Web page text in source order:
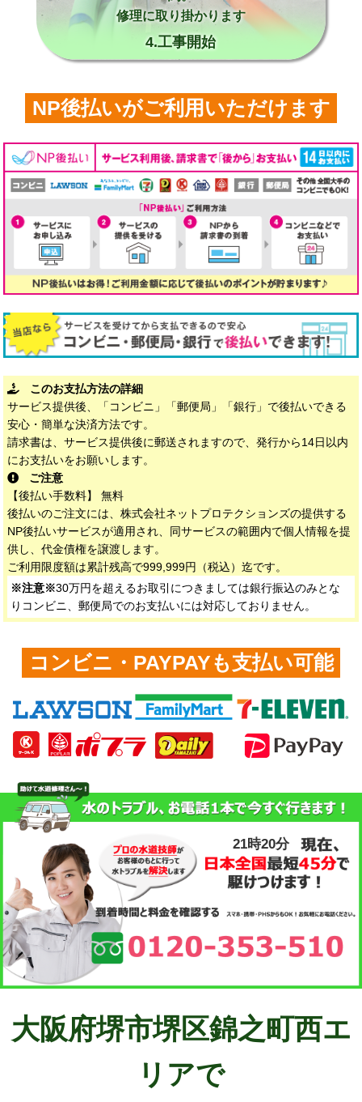
修理に取り掛かります
4.工事開始
NP後払いがご利用いただけます
このお支払方法の詳細
サービス提供後、「コンビニ」「郵便局」「銀行」で後払いできる
安心・簡単な決済方法です。
請求書は、サービス提供後に郵送されますので、発行から14日以内
にお支払いをお願いします。
ご注意
【後払い手数料】 無料
後払いのご注文には、株式会社ネットプロテクションズの提供する
NP後払いサービスが適用され、同サービスの範囲内で個人情報を提
供し、代金債権を譲渡します。
ご利用限度額は累計残高で999,999円（税込）迄です。
※注意※30万円を超えるお取引につきましては銀行振込のみとな
りコンビニ、郵便局でのお支払いには対応しておりません。
コンビニ・PAYPAYも支払い可能
21時20分
大阪府堺市堺区錦之町西エ
リアで